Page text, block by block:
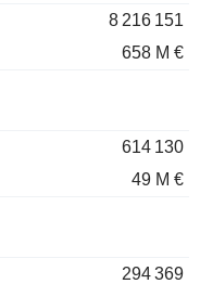
8 216 151
658 M €
614 130
49 M €
294 369